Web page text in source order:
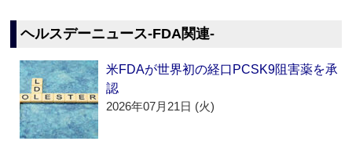
ヘルスデーニュース‐FDA関連‐
米FDAが世界初の経口PCSK9阻害薬を承
認
2026年07月21日 (火)